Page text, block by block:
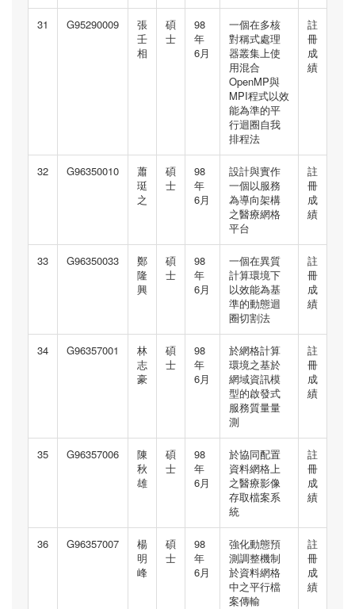
31 G95290009
張
壬
相
碩
士
98
年
6月
一個在多核
對稱式處理
器叢集上使
用混合
OpenMP與
MPI程式以效
能為準的平
行迴圈自我
排程法
註
冊
成
績
32 G96350010
蕭
珽
之
碩
士
98
年
6月
設計與實作
一個以服務
為導向架構
之醫療網格
平台
註
冊
成
績
33 G96350033
鄭
隆
興
碩
士
98
年
6月
一個在異質
計算環境下
以效能為基
準的動態迴
圈切割法
註
冊
成
績
34 G96357001
林
志
豪
碩
士
98
年
6月
於網格計算
環境之基於
網域資訊模
型的啟發式
服務質量量
測
註
冊
成
績
35 G96357006
陳
秋
雄
碩
士
98
年
6月
於協同配置
資料網格上
之醫療影像
存取檔案系
統
註
冊
成
績
36 G96357007
楊
明
峰
碩
士
98
年
6月
強化動態預
測調整機制
於資料網格
中之平行檔
案傳輸
註
冊
成
績